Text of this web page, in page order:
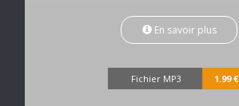
En savoir plus
Fichier MP3 1.99 €